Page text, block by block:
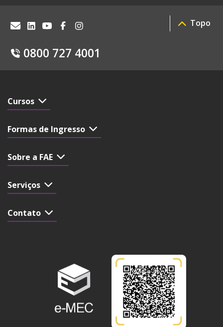
0800 727 4001
Topo
Cursos
Formas de Ingresso
Sobre a FAE
Serviços
Contato